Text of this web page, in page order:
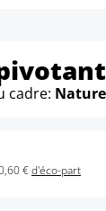
cadre: Nature
€d'éco-part